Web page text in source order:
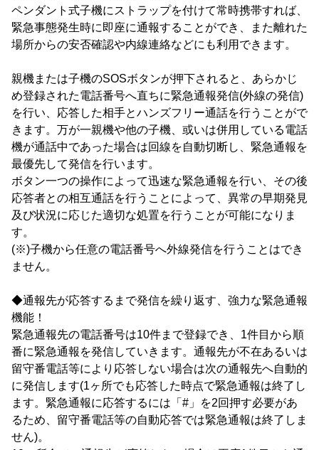
ペンダント式子機にストラップを付けて常時携帯すれば、
緊急事態発生時に即座に通報することができ、また離れた
場所からの安否確認や内線連絡などにも利用できます。
親機または子機のSOSボタンが押下されると、あらかじ
め登録された電話番号へ直ちに緊急通報発信(外線の発信)
を行い、応答した相手とハンズフリー通話を行うことがで
きます。万が一親機や他の子機、或いは併用している電話
機が通話中であった場合は回線を自動切断し、緊急通報を
最優先して発信を行います。
ボタン一つの操作によって迅速な緊急通報を行い、その後
応答者との相互通話を行うことによって、異常の早期発見
及び状況に応じた適切な処置を行うことが可能になりま
す。
(※)子機から任意の電話番号へ外線発信を行うことはでき
ません。
◆通報先が応答するまで発信を繰り返す、強力な緊急通報
機能！
緊急通報先の電話番号は10件まで登録でき、1件目から順
番に緊急通報を発信していきます。通報先が不在あるいは
留守番電話等により応答しない場合は次の通報先へ自動的
に発信します(1ヶ所でも応答した時点で緊急通報は終了し
ます。緊急通報に応答するには「#」を2回押す必要があ
るため、留守番電話等の自動応答では緊急通報は終了しま
せん)。